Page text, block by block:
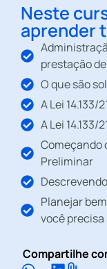
Neste
aprender
prestação
O que são
A Lei
A Lei 14.133/
Começando
Preliminar
Planejar
você precisa
Compartilhe